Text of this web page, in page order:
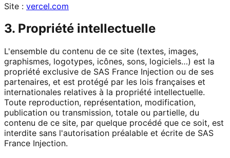
Site : vercel.com
3. Propriété intellectuelle
L'ensemble du contenu de ce site (textes, images,
graphismes, logotypes, icônes, sons, logiciels…) est la
propriété exclusive de SAS France Injection ou de ses
partenaires, et est protégé par les lois françaises et
internationales relatives à la propriété intellectuelle.
Toute reproduction, représentation, modification,
publication ou transmission, totale ou partielle, du
contenu de ce site, par quelque procédé que ce soit, est
interdite sans l'autorisation préalable et écrite de SAS
France Injection.